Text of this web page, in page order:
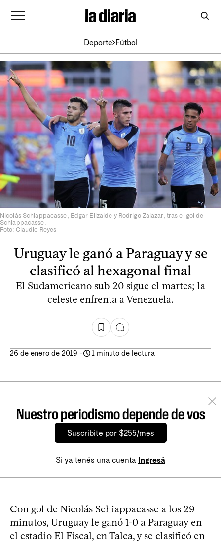
Deporte Fútbol
Nicolás Schiappacasse, Edgar Elizalde y Rodrigo Zalazar, tras el gol de
Schiappacasse.
Foto: Claudio Reyes
Uruguay le ganó a Paraguay y se
clasificó al hexagonal final
El Sudamericano sub 20 sigue el martes; la
celeste enfrenta a Venezuela.
26 de enero de 2019 - 1 minuto de lectura
Nuestro periodismo depende de vos
Suscribite por $255/mes
Si ya tenés una cuenta Ingresá
Con gol de Nicolás Schiappacasse a los 29
minutos, Uruguay le ganó 1-0 a Paraguay en
el estadio El Fiscal, en Talca, y se clasificó en